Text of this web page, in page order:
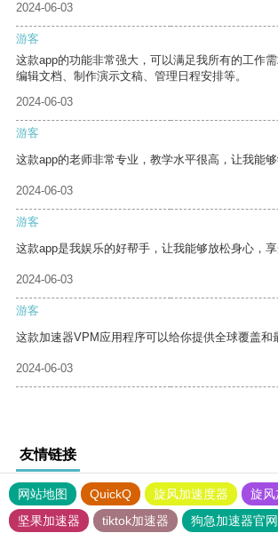
2024-06-03
游客
这款app的功能非常强大，可以满足我所有的工作
编辑文档、制作演示文稿、管理日程安排等。
2024-06-03
游客
这款app的老师非常专业，教学水平很高，让我能够
2024-06-03
游客
这款app是我娱乐的好帮手，让我能够放松身心，享
2024-06-03
游客
这款加速器VPM应用程序可以给你提供全球覆盖和
2024-06-03
友情链接
网站地图 QuickQ 旋风加速度器
旋风
坚果加速器
tiktok加速器
狗急加速器官网